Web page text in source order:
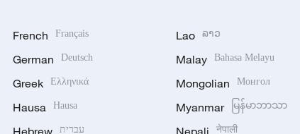
French Français
German Deutsch
Greek Ελληνικά
Hausa Hausa
Hebrew עברית
Lao ລາວ
Malay Bahasa Melayu
Mongolian Монгол
Myanmar မြန်မာဘာသာ
Nepali नेपाली